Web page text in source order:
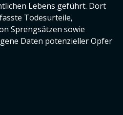
Lebens geführt. Dort
Todesurteile,
Sprengsätzen sowie
Daten potenzieller Opfer